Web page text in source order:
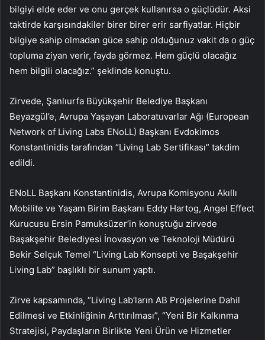
bilgiyi elde eder ve onu gerçek kullanırsa o güçlüdür. Aksi
taktirde karşısındakiler birer birer erir sarfiyatlar. Hiçbir
bilgiye sahip olmadan güce sahip olduğunuz vakit da o güç
topluma ziyan verir, fayda görmez. Hem güçlü olacağız
hem bilgili olacağız.” şeklinde konuştu.
Zirvede, Şanlıurfa Büyükşehir Belediye Başkanı
Beyazgül’e, Avrupa Yaşayan Laboratuvarlar Ağı (European
Network of Living Labs ENoLL) Başkanı Evdokimos
Konstantinidis tarafından “Living Lab Sertifikası” takdim
edildi.
ENoLL Başkanı Konstantinidis, Avrupa Komisyonu Akıllı
Mobilite ve Yaşam Birim Başkanı Eddy Hartog, Angel Effect
Kurucusu Ersin Pamuksüzer’in konuştuğu zirvede
Başakşehir Belediyesi İnovasyon ve Teknoloji Müdürü
Bekir Selçuk Temel “Living Lab Konsepti ve Başakşehir
Living Lab” başlıklı bir sunum yaptı.
Zirve kapsamında, “Living Lab’ların AB Projelerine Dahil
Edilmesi ve Etkinliğinin Arttırılması”, “Yeni Bir Kalkınma
Stratejisi, Paydaşların Birlikte Yeni Ürün ve Hizmetler